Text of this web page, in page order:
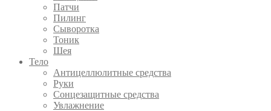
Патчи
Пилинг
Сыворотка
Тоник
Шея
Тело
Антицеллюлитные средства
Руки
Сонцезащитные средства
Увлажнение